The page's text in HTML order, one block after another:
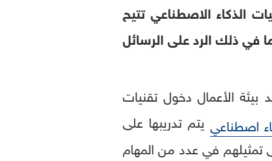
الذكاء الاصطناعي تتيح
في ذلك الرد على الرسائل
الأعمال دخول تقنيات
اصطناعي يتم تدريبها على
تمثيلهم في عدد من المهام